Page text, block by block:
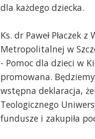
dla każdego dziecka.
Ks. dr Paweł Płaczek
Metropolitalnej w
- Pomoc dla dzieci w
promowana.
wstępna deklaracja,
Teologicznego
fundusze i zakupiła